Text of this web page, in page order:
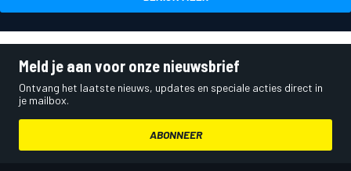
Meld je aan voor onze nieuwsbrief
Ontvang het laatste nieuws, updates en speciale acties direct in
je mailbox.
ABONNEER